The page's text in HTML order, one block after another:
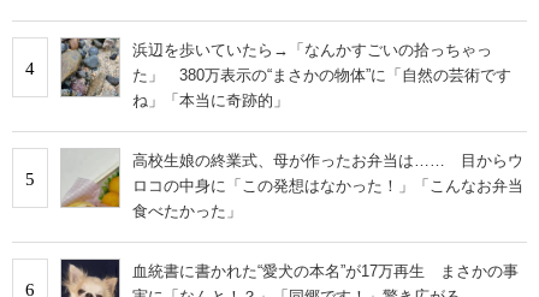
4
浜辺を歩いていたら→「なんかすごいの拾っちゃっ
た」 380万表示の“まさかの物体”に「自然の芸術です
ね」「本当に奇跡的」
5
高校生娘の終業式、母が作ったお弁当は…… 目からウ
ロコの中身に「この発想はなかった！」「こんなお弁当
食べたかった」
6
血統書に書かれた“愛犬の本名”が17万再生 まさかの事